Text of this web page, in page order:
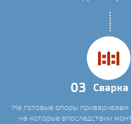
03 Сварка
На готовые опоры привариваем
на которые впоследствии